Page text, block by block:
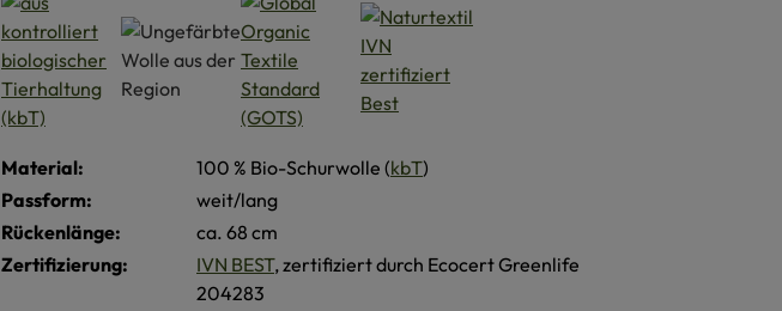
Material: 100 % Bio-Schurwolle (kbT)
Passform:
weit/lang
Rückenlänge:
ca. 68 cm
Zertifizierung:
IVN BEST, zertifiziert durch Ecocert Greenlife
204283